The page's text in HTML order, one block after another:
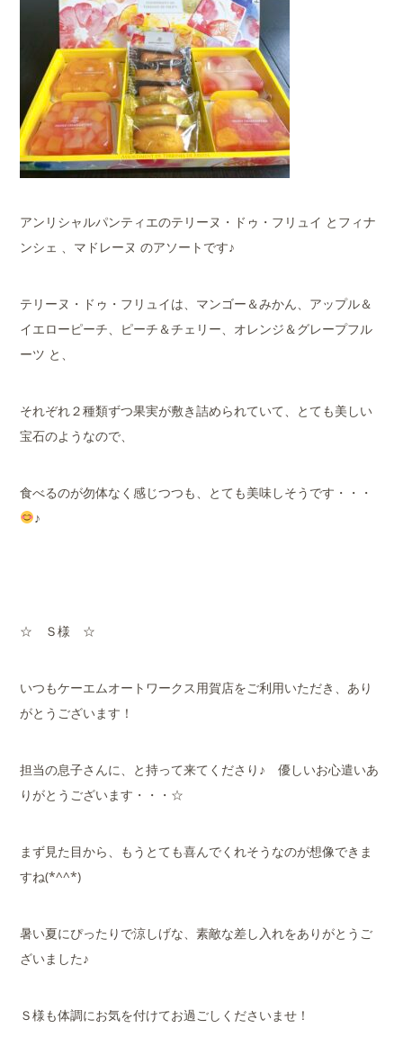
アンリシャルパンティエのテリーヌ・ドゥ・フリュイ とフィナ
ンシェ 、マドレーヌ のアソートです♪
テリーヌ・ドゥ・フリュイは、マンゴー＆みかん、アップル＆
イエローピーチ、ピーチ＆チェリー、オレンジ＆グレープフル
ーツ と、
それぞれ２種類ずつ果実が敷き詰められていて、とても美しい
宝石のようなので、
食べるのが勿体なく感じつつも、とても美味しそうです・・・
♪
☆ Ｓ様 ☆
いつもケーエムオートワークス用賀店をご利用いただき、あり
がとうございます！
担当の息子さんに、と持って来てくださり♪ 優しいお心遣いあ
りがとうございます・・・☆
まず見た目から、もうとても喜んでくれそうなのが想像できま
すね(*^^*)
暑い夏にぴったりで涼しげな、素敵な差し入れをありがとうご
ざいました♪
Ｓ様も体調にお気を付けてお過ごしくださいませ！